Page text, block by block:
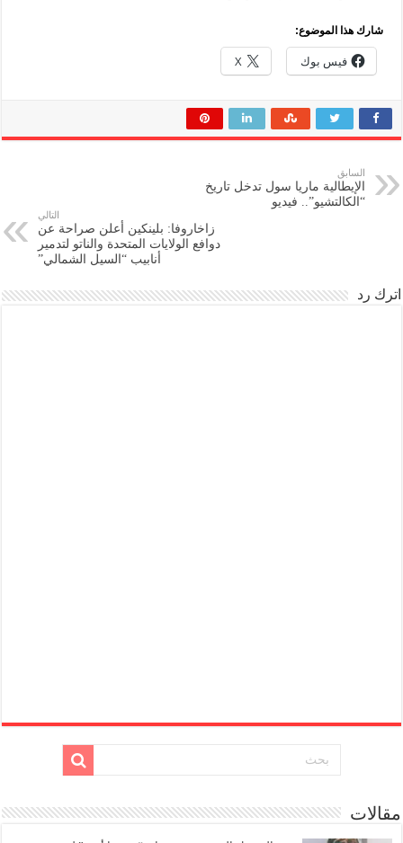
شارك هذا الموضوع:
فيس بوك X
السابق
الإيطالية ماريا سول تدخل تاريخ
“الكالتشيو”.. فيديو
التالي
زاخاروفا: بلينكين أعلن صراحة عن
دوافع الولايات المتحدة والناتو لتدمير
أنابيب “السيل الشمالي”
اترك رد
مقالات